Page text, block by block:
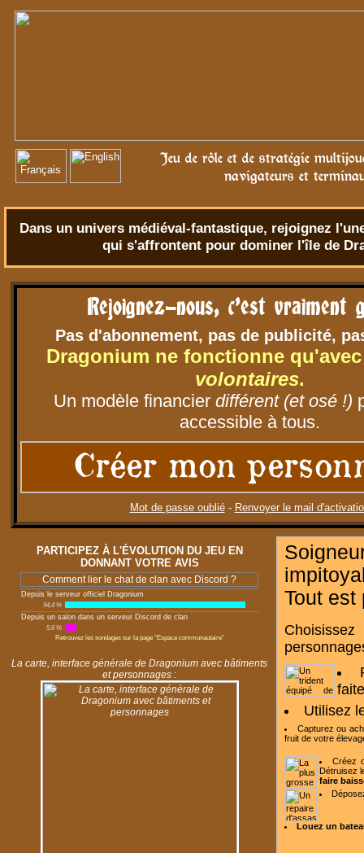
Jeu de rôle et de stratégie
navigateurs et
Dans un univers médiéval-fantastique, rejoignez
qui s'affrontent pour dominer l'île de
Rejoignez-nous, c'est vraiment
Pas d'abonnement, pas de publicité,
Dragonium ne fonctionne
volontaires.
Un modèle financier différent (et osé !)
accessible à tous.
Créer mon
Mot de passe oublié- Renvoyer le mail
PARTICIPEZ À L'ÉVOLUTION DU JEU EN
DONNANT VOTRE AVIS
Comment lier le chat de clan avec Discord ?
Depuis le serveur officiel Dragonium
94,4 %
Depuis un salon dans un serveur Discord de clan
5,6 %
Retrouvez les sondages sur la page "Espace communautaire"
La carte, interface générale de Dragonium avec bâtiments
et personnages :
Tout
Utilisez
Capturez ou
fruit de votre
Créez
Détruisez
faire
Louez un